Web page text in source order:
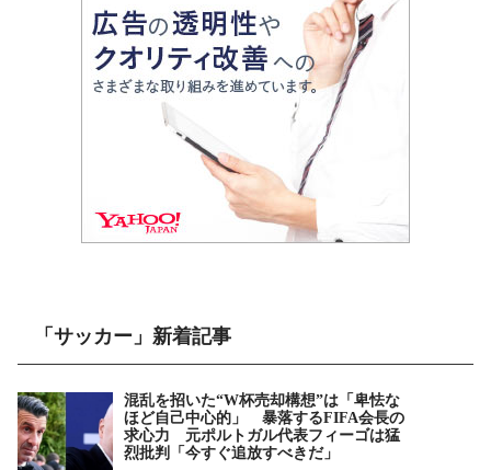
「サッカー」新着記事
混乱を招いた“W杯売却構想”は「卑怯な
ほど自己中心的」 暴落するFIFA会長の
求心力 元ポルトガル代表フィーゴは猛
烈批判「今すぐ追放すべきだ」